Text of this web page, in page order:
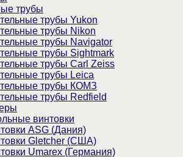
трубы
трубы Yukon
трубы Nikon
трубы Navigator
трубы Sightmark
трубы Carl Zeiss
трубы Leica
трубы КОМЗ
трубы Redfield
винтовки
ASG (Дания)
Gletcher (США)
Umarex (Германия)